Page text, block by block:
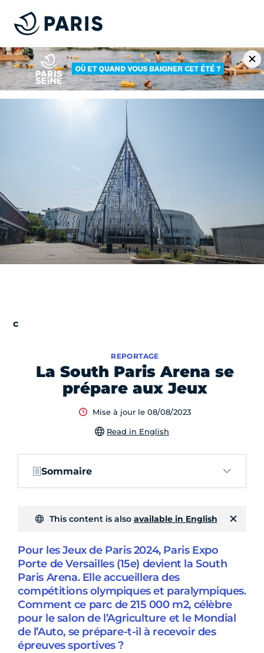
La South Paris Arena se
prépare aux Jeux
REPORTAGE
Mise à jour le 08/08/2023
Read in English
Sommaire
This content is also available in English
Pour les Jeux de Paris 2024, Paris Expo
Porte de Versailles (15e) devient la South
Paris Arena. Elle accueillera des
compétitions olympiques et paralympiques.
Comment ce parc de 215 000 m2, célèbre
pour le salon de l’Agriculture et le Mondial
de l’Auto, se prépare-t-il à recevoir des
épreuves sportives ?